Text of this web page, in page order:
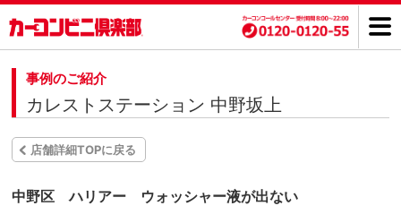
事例のご紹介
カレストステーション 中野坂上
店舗詳細TOPに戻る
中野区 ハリアー ウォッシャー液が出ない